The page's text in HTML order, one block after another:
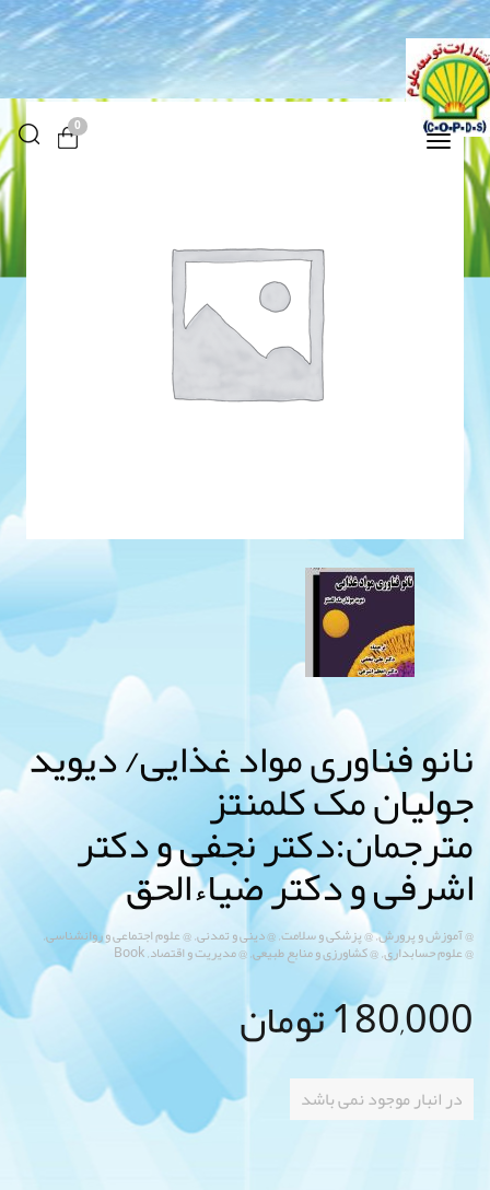
Toggle
navigation
0
نانو فناوری مواد غذایی/ دیوید
جولیان مک کلمنتز
مترجمان:دکتر نجفی و دکتر
اشرفی و دکتر ضیاءالحق
@ آموزش و پرورش,@ پزشکی و سلامت,@ دینی و تمدنی,@ علوم اجتماعی و روانشناسی,
@ علوم حسابداری,@ کشاورزی و منابع طبیعی,@ مدیریت و اقتصاد,
Book
180,000تومان
در انبار موجود نمی باشد